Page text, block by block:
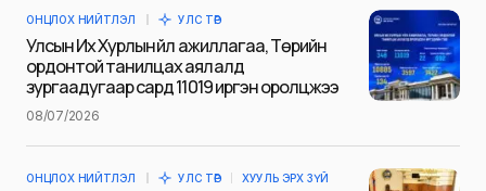
Таны имэйл хаягийг нийтлэхгүй.
тэмдэглэсэн
Name
ОНЦЛОХ НИЙТЛЭЛ УЛС ТӨР
Улсын Их Хурлын үйл ажиллагаа, Төрийн
ордонтой танилцах аялалд
зургаадугаар сард 11019 иргэн оролцжээ
08/07/2026
ОНЦЛОХ НИЙТЛЭЛ УЛС ТӨР ХУУЛЬ ЭРХ ЗҮЙ